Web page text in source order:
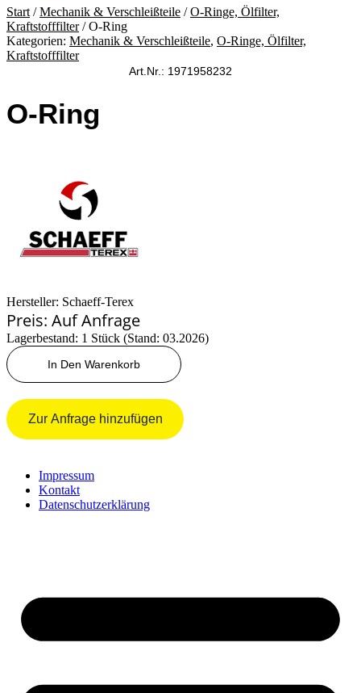
Start /Mechanik & Verschleißteile /O-Ringe, Ölfilter,
Kraftstofffilter/ O-Ring
Kategorien: Mechanik & Verschleißteile, O-Ringe, Ölfilter,
Kraftstofffilter
Art.Nr.: 1971958232
O-Ring
Hersteller: Schaeff-Terex
Preis: Auf Anfrage
Lagerbestand: 1 Stück (Stand: 03.2026)
O-
Ring
Menge
In Den Warenkorb
Zur Anfrage hinzufügen
Impressum
Kontakt
Datenschutzerklärung